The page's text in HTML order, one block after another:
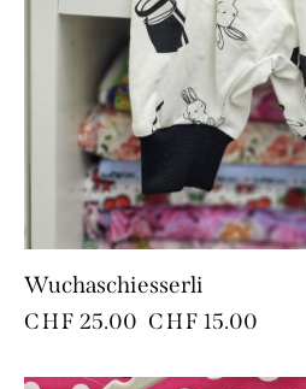
Wuchaschiesserli
CHF 25.00 CHF 15.00